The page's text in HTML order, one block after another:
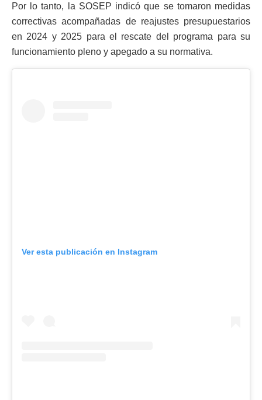
Por lo tanto, la SOSEP indicó que se tomaron medidas
correctivas acompañadas de reajustes presupuestarios
en 2024 y 2025 para el rescate del programa para su
funcionamiento pleno y apegado a su normativa.
Ver esta publicación en Instagram